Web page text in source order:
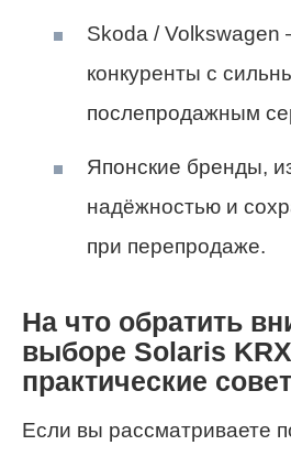
Skoda / Volkswagen
конкуренты с
послепродажным
Японские бренды,
надёжностью и
при перепродаже.
На что обратить
выборе Solaris
практические
Если вы рассматриваете